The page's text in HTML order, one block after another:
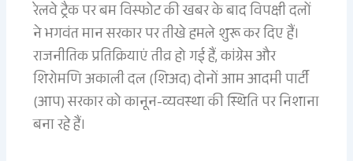
रेलवे ट्रैक पर बम विस्फोट की खबर के बाद विपक्षी दलों
ने भगवंत मान सरकार पर तीखे हमले शुरू कर दिए हैं।
राजनीतिक प्रतिक्रियाएं तीव्र हो गई हैं, कांग्रेस और
शिरोमणि अकाली दल (शिअद) दोनों आम आदमी पार्टी
(आप) सरकार को कानून-व्यवस्था की स्थिति पर निशाना
बना रहे हैं।